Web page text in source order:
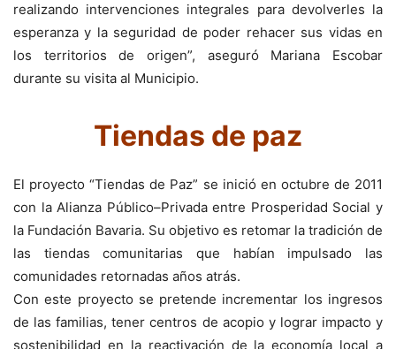
realizando intervenciones integrales para devolverles la
esperanza y la seguridad de poder rehacer sus vidas en
los territorios de origen”, aseguró Mariana Escobar
durante su visita al Municipio.
Tiendas de paz
El proyecto “Tiendas de Paz” se inició en octubre de 2011
con la Alianza Público–Privada entre Prosperidad Social y
la Fundación Bavaria. Su objetivo es retomar la tradición de
las tiendas comunitarias que habían impulsado las
comunidades retornadas años atrás.
Con este proyecto se pretende incrementar los ingresos
de las familias, tener centros de acopio y lograr impacto y
sostenibilidad en la reactivación de la economía local a